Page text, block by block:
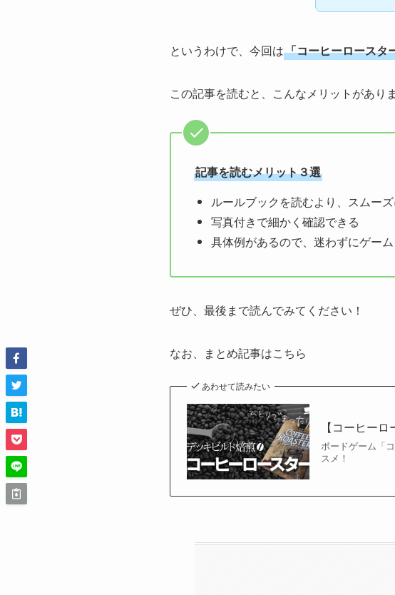
というわけで、今回は「コーヒーロースタ
この記事を読むと、こんなメリットがありま
記事を読むメリット３選
ルールブックを読むより、スムー
写真付きで細かく確認できる
具体例があるので、迷わずにゲー
ぜひ、最後まで読んでみてください！
なお、まとめ記事はこちら
あわせて読みたい
【コーヒー
ボードゲーム「
スメ！